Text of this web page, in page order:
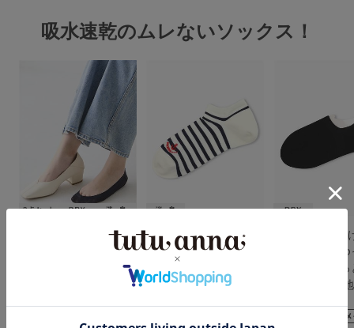
吸水速乾のムレないソックス！
【3足組】とにかくさら
っと涼しい！DRY消臭
足底綿ナイロンメッシ
4.0
[ラクピタッ]脱げずに
ラク！口ゴムゆったり
とにかくさらっと涼し
い！消臭DRYマリン刺
[ラクピタッ]脱
ラク！口ゴム
とにかくさら
い メッシュ無